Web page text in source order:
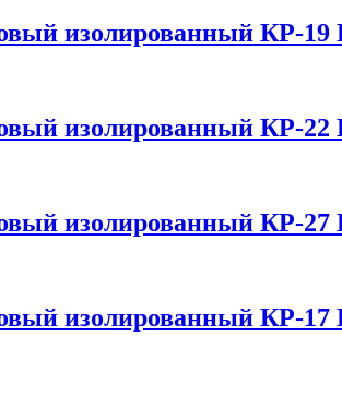
изолированный КР-19
изолированный КР-22
изолированный КР-27
изолированный КР-17